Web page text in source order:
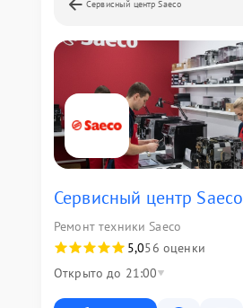
Сервисный центр Saeco
Сервисный центр Saeco
Ремонт техники Saeco
5,056 оценки
Открыто до 21:00